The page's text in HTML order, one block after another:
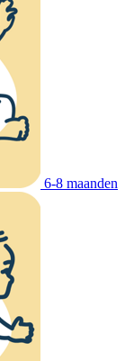
6-8 maanden